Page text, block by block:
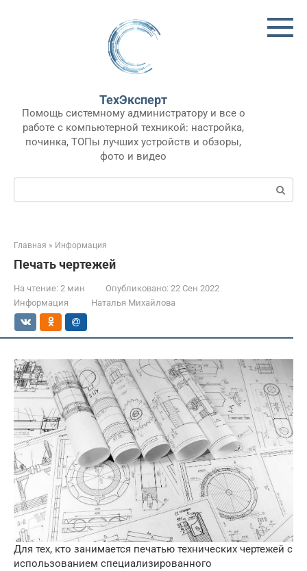
ТехЭксперт
Помощь системному администратору и все о
работе с компьютерной техникой: настройка,
починка, ТОПы лучших устройств и обзоры,
фото и видео
Поиск:
Главная » Информация
Печать чертежей
На чтение: 2 мин Опубликовано: 22 Сен 2022
Информация
Наталья Михайлова
Для тех, кто занимается печатью технических чертежей с
использованием специализированного